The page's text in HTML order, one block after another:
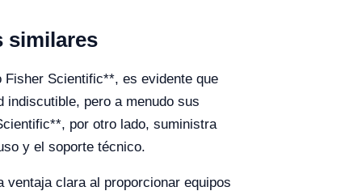
similares
Scientific**, es evidente que
pero a menudo sus
por otro lado, suministra
y el soporte técnico.
clara al proporcionar equipos